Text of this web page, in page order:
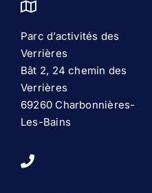
Parc d’activités des
Verrières
Bât 2, 24 chemin des
Verrières
69260 Charbonnières-
Les-Bains